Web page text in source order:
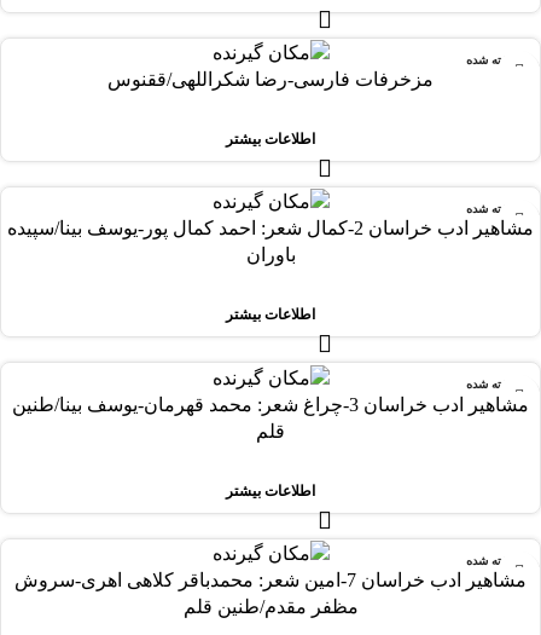
فروخته شده
مزخرفات فارسی-رضا شکراللهی/ققنوس
اطلاعات بیشتر
فروخته شده
مشاهیر ادب خراسان 2-کمال شعر: احمد کمال پور-یوسف بینا/سپیده
باوران
اطلاعات بیشتر
فروخته شده
مشاهیر ادب خراسان 3-چراغ شعر: محمد قهرمان-یوسف بینا/طنین
قلم
اطلاعات بیشتر
فروخته شده
مشاهیر ادب خراسان 7-امین شعر: محمدباقر کلاهی اهری-سروش
مظفر مقدم/طنین قلم